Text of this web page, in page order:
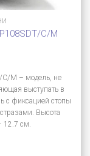
C/M
C/M – модель, не
выступать в
с фиксацией стопы
Высота
12.7 см.